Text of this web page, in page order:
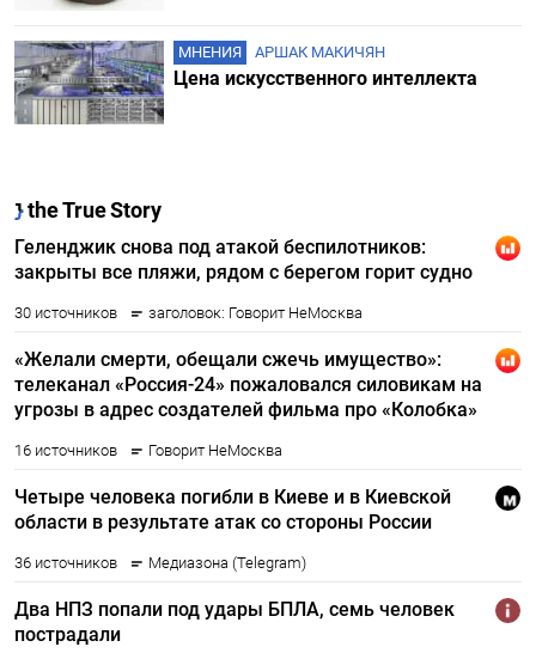
МНЕНИЯ АРШАК МАКИЧЯН
Цена искусственного интеллекта